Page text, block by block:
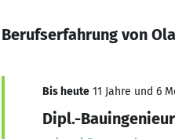
Berufserfahrung von
Bis heute 11 Jahre und 6
Dipl.-Bauingenieur